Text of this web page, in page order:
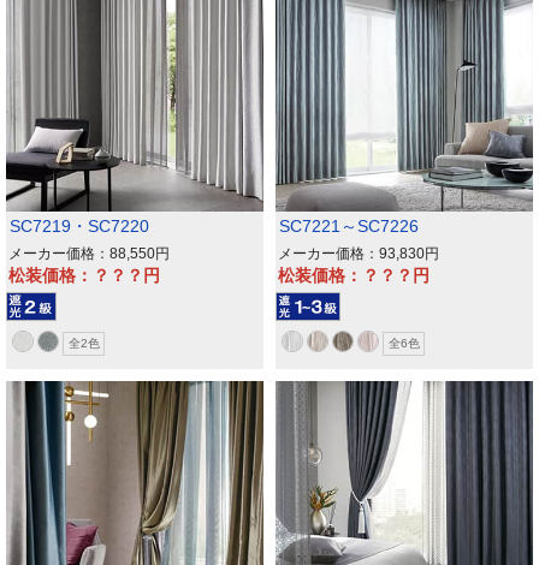
SC7219・SC7220
メーカー価格：88,550
松装価格：？？？
全2色
SC7221～SC7226
メーカー価格：93,830
松装価格：？？？
全6色